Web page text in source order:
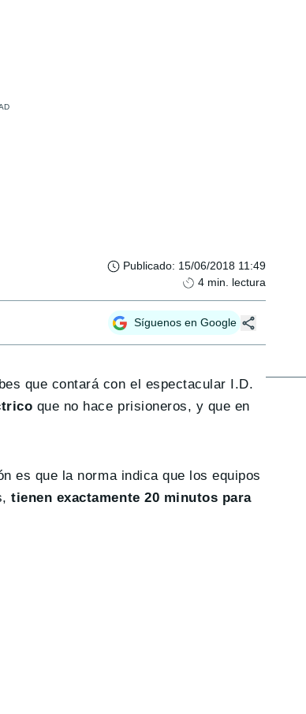
Publicado: 15/06/2018 11:49
4 min. lectura
Síguenos en Google
que contará con el espectacular I.D.
que no hace prisioneros, y que en
es que la norma indica que los equipos
tienen exactamente 20 minutos para